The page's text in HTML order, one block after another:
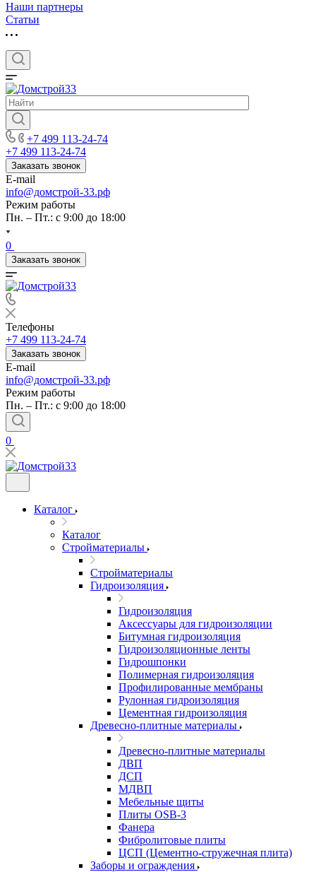
Наши партнеры
Статьи
+7 499 113-24-74
+7 499 113-24-74
Заказать звонок
E-mail
info@домстрой-33.рф
Режим работы
Пн. – Пт.: с 9:00 до 18:00
0
Заказать звонок
Телефоны
+7 499 113-24-74
Заказать звонок
E-mail
info@домстрой-33.рф
Режим работы
Пн. – Пт.: с 9:00 до 18:00
0
Каталог
Каталог
Стройматериалы
Стройматериалы
Гидроизоляция
Гидроизоляция
Аксессуары для гидроизоляции
Битумная гидроизоляция
Гидроизоляционные ленты
Гидрошпонки
Полимерная гидроизоляция
Профилированные мембраны
Рулонная гидроизоляция
Цементная гидроизоляция
Древесно-плитные материалы
Древесно-плитные материалы
ДВП
ДСП
МДВП
Мебельные щиты
Плиты OSB-3
Фанера
Фибролитовые плиты
ЦСП (Цементно-стружечная плита)
Заборы и ограждения